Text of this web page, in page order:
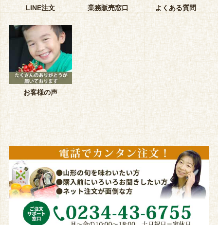
LINE注文 業務販売窓口 よくある質問
お客様の声